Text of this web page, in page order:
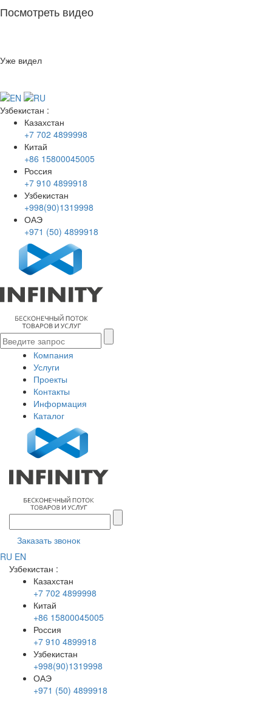
Посмотреть видео
Уже видел
Узбекистан :
Казахстан
+7 702 4899998
Китай
+86 15800045005
Россия
+7 910 4899918
Узбекистан
+998(90)1319998
ОАЭ
+971 (50) 4899918
Компания
Услуги
Проекты
Контакты
Информация
Каталог
Заказать звонок
RU EN
Узбекистан :
Казахстан
+7 702 4899998
Китай
+86 15800045005
Россия
+7 910 4899918
Узбекистан
+998(90)1319998
ОАЭ
+971 (50) 4899918